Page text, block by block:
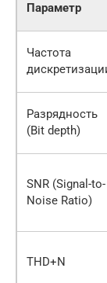
Параметр
Частота
Разрядность
(Bit depth)
SNR (Signal-to-
Noise Ratio)
THD+N